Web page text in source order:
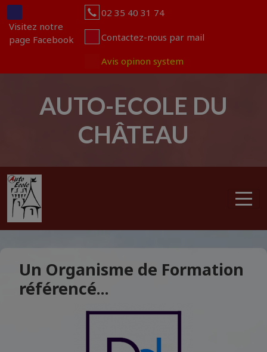
Panneau de gestion des cookies
Visitez notre
page Facebook
02 35 40 31 74
Contactez-nous par mail
Avis opinon system
AUTO-ECOLE DU
CHÂTEAU
Un Organisme de Formation
référencé...